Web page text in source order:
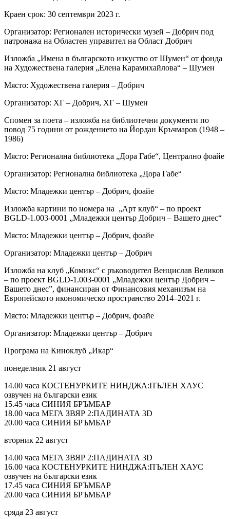
Краен срок: 30 септември 2023 г.
Организатор: Регионален исторически музей – Добрич под
патронажа на Областен управител на Област Добрич
Изложба „Имена в българското изкуство от Шумен“ от фонда
на Художествена галерия „Елена Карамихайлова“ – Шумен
Място: Художествена галерия – Добрич
Организатор: ХГ – Добрич, ХГ – Шумен
Спомен за поета – изложба на библиотечни документи по
повод 75 години от рождението на Йордан Кръчмаров (1948 –
1986)
Място: Регионална библиотека „Дора Габе“, Централно фоайе
Организатор: Регионална библиотека „Дора Габе“
Място: Младежки център – Добрич, фоайе
Изложба картини по номера на „Арт клуб“ – по проект
BGLD-1.003-0001 „Младежки център Добрич – Вашето днес“
Място: Младежки център – Добрич, фоайе
Организатор: Младежки център – Добрич
Изложба на клуб „Комикс“ с ръководител Венцислав Великов
– по проект BGLD-1.003-0001 „Младежки център Добрич –
Вашето днес”, финансиран от Финансовия механизъм на
Европейското икономическо пространство 2014–2021 г.
Място: Младежки център – Добрич, фоайе
Организатор: Младежки център – Добрич
Програма на Киноклуб „Икар“
понеделник 21 август
14.00 часа КОСТЕНУРКИТЕ НИНДЖА:ПЪЛЕН ХАУС
озвучен на български език
15.45 часа СИНИЯ БРЪМБАР
18.00 часа МЕГА ЗВЯР 2:ПАДИНАТА 3D
20.00 часа СИНИЯ БРЪМБАР
вторник 22 август
14.00 часа МЕГА ЗВЯР 2:ПАДИНАТА 3D
16.00 часа КОСТЕНУРКИТЕ НИНДЖА:ПЪЛЕН ХАУС
озвучен на български език
17.45 часа СИНИЯ БРЪМБАР
20.00 часа СИНИЯ БРЪМБАР
сряда 23 август